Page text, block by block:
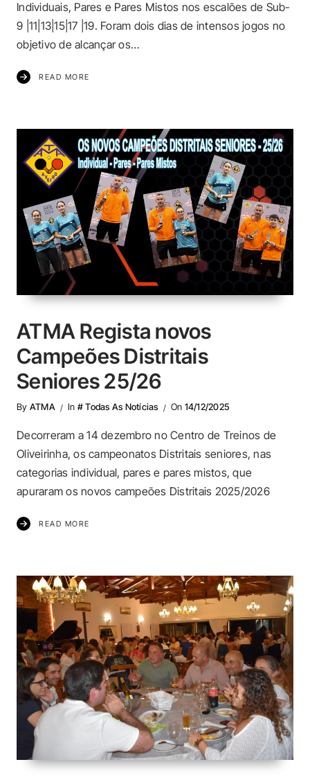
Individuais, Pares e Pares Mistos nos escalões de Sub-
9 |11|13|15|17 |19. Foram dois dias de intensos jogos no
objetivo de alcançar os…
READ MORE
ATMA Regista novos
Campeões Distritais
Seniores 25/26
By ATMA In # Todas As Notícias On 14/12/2025
Decorreram a 14 dezembro no Centro de Treinos de
Oliveirinha, os campeonatos Distritais seniores, nas
categorias individual, pares e pares mistos, que
apuraram os novos campeões Distritais 2025/2026
READ MORE